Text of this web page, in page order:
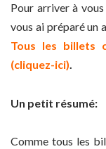
Pour arriver à
vous ai préparé un
Tous les billets
(cliquez-ici).
Un petit résumé:
Comme tous les